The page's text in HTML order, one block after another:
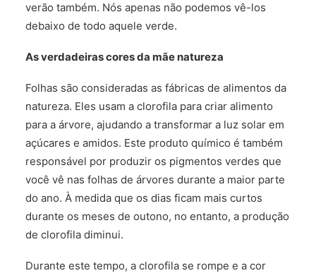
verão também. Nós apenas não podemos vê-los
debaixo de todo aquele verde.
As verdadeiras cores da mãe natureza
Folhas são consideradas as fábricas de alimentos da
natureza. Eles usam a clorofila para criar alimento
para a árvore, ajudando a transformar a luz solar em
açúcares e amidos. Este produto químico é também
responsável por produzir os pigmentos verdes que
você vê nas folhas de árvores durante a maior parte
do ano. À medida que os dias ficam mais curtos
durante os meses de outono, no entanto, a produção
de clorofila diminui.
Durante este tempo, a clorofila se rompe e a cor